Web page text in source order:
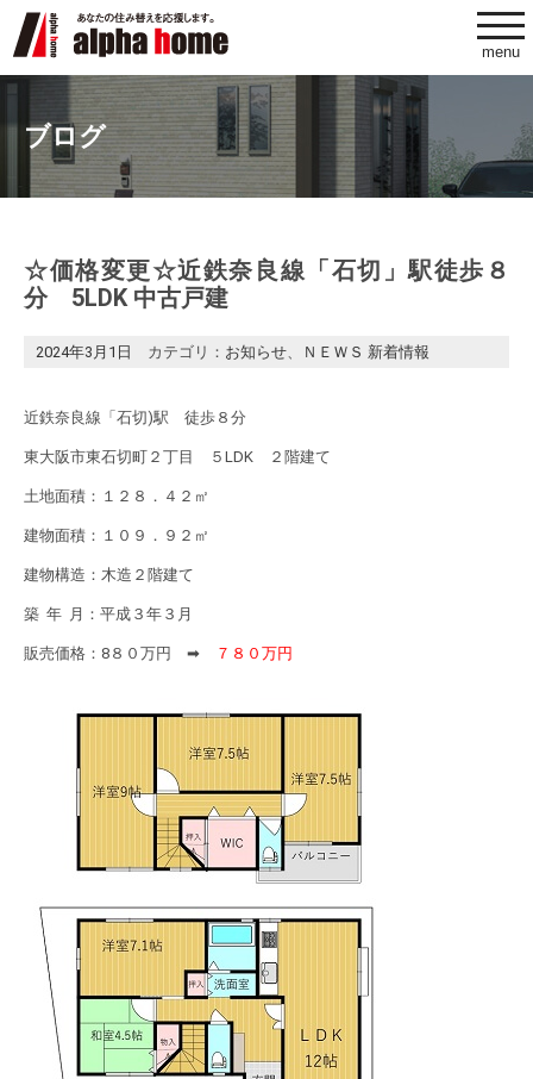
menu
ブログ
☆価格変更☆近鉄奈良線「石切」駅徒歩８
分 5LDK 中古戸建
2024年3月1日 カテゴリ： お知らせ、 ＮＥＷＳ 新着情報
近鉄奈良線「石切)駅 徒歩８分
東大阪市東石切町２丁目 ５LDK ２階建て
土地面積：１２８．４２㎡
建物面積：１０９．９２㎡
建物構造：木造２階建て
築 年 月：平成３年３月
販売価格：8８０万円 ➡ ７８０万円